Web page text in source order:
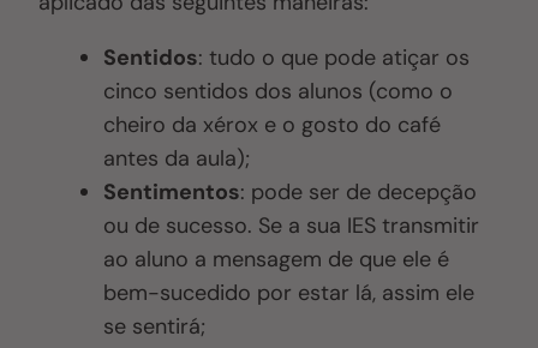
Sentidos: tudo o que pode atiçar os
cinco sentidos dos alunos (como o
cheiro da xérox e o gosto do café
antes da aula);
Sentimentos: pode ser de decepção
ou de sucesso. Se a sua IES transmitir
ao aluno a mensagem de que ele é
bem-sucedido por estar lá, assim ele
se sentirá;